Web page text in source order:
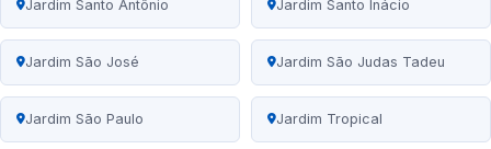
Jardim Santo Antônio Jardim Santo Inácio
Jardim São José Jardim São Judas Tadeu
Jardim São Paulo Jardim Tropical